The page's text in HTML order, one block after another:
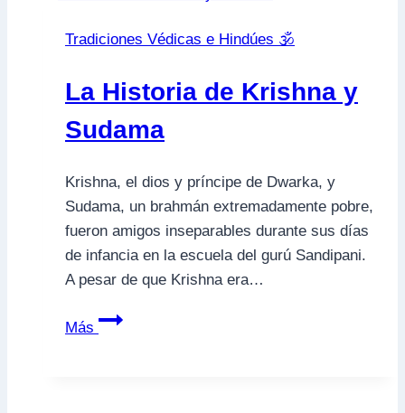
Tradiciones Védicas e Hindúes 🕉️
La Historia de Krishna y
Sudama
Krishna, el dios y príncipe de Dwarka, y
Sudama, un brahmán extremadamente pobre,
fueron amigos inseparables durante sus días
de infancia en la escuela del gurú Sandipani.
A pesar de que Krishna era…
Más
La